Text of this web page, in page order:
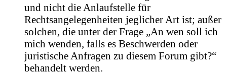
und nicht die Anlaufstelle für
Rechtsangelegenheiten jeglicher Art ist; außer
solchen, die unter der Frage „An wen soll ich
mich wenden, falls es Beschwerden oder
juristische Anfragen zu diesem Forum gibt?“
behandelt werden.